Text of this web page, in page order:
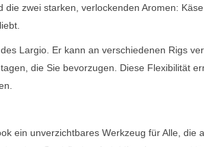
die zwei starken, verlockenden Aromen:
Largio. Er kann an verschiedenen Rigs
die Sie bevorzugen. Diese Flexibilität
ein unverzichtbares Werkzeug für Alle, die